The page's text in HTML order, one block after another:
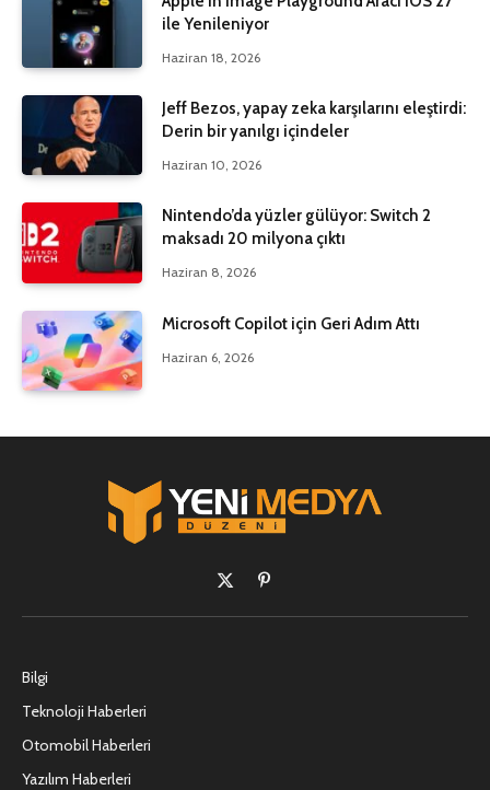
ile Yenileniyor
Haziran 18, 2026
Jeff Bezos, yapay zeka karşılarını eleştirdi:
Derin bir yanılgı içindeler
Haziran 10, 2026
Nintendo’da yüzler gülüyor: Switch 2
maksadı 20 milyona çıktı
Haziran 8, 2026
Microsoft Copilot için Geri Adım Attı
Haziran 6, 2026
X
(Twitter)
Pinterest'in
Bilgi
Teknoloji Haberleri
Otomobil Haberleri
Yazılım Haberleri